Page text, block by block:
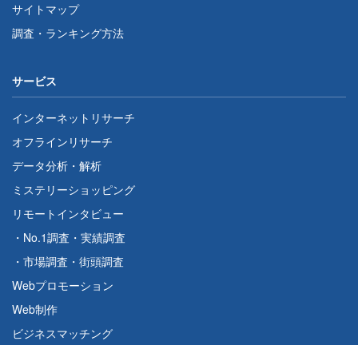
サイトマップ
調査・ランキング方法
サービス
インターネットリサーチ
オフラインリサーチ
データ分析・解析
ミステリーショッピング
リモートインタビュー
・ No.1調査 ・ 実績調査
・ 市場調査 ・ 街頭調査
Webプロモーション
Web制作
ビジネスマッチング